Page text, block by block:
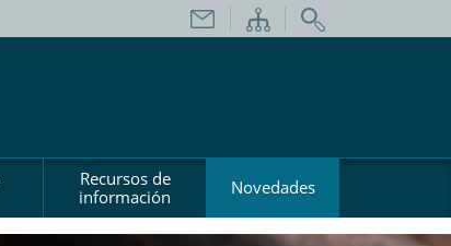
Recursos de
información
Novedades